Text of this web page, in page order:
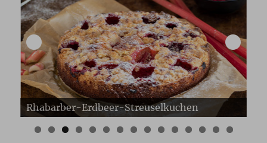
Erdbeer Gugelhupf
0 1 2 3 4 5